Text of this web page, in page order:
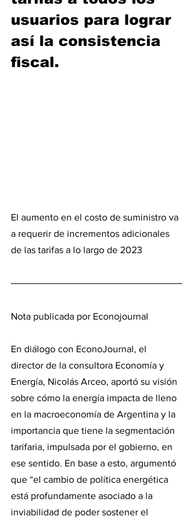
usuarios para lograr
así la consistencia
fiscal.
El aumento en el costo de suministro va
a requerir de incrementos adicionales
de las tarifas a lo largo de 2023
Nota publicada por Econojournal
En diálogo con EconoJournal, el
director de la consultora Economía y
Energía, Nicolás Arceo, aportó su visión
sobre cómo la energía impacta de lleno
en la macroeconomía de Argentina y la
importancia que tiene la segmentación
tarifaria, impulsada por el gobierno, en
ese sentido. En base a esto, argumentó
que “el cambio de política energética
está profundamente asociado a la
inviabilidad de poder sostener el